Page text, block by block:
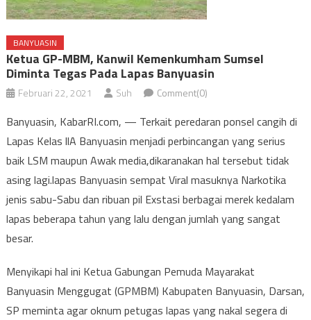
BANYUASIN
Ketua GP-MBM, Kanwil Kemenkumham Sumsel
Diminta Tegas Pada Lapas Banyuasin
Februari 22, 2021 Suh Comment(0)
Banyuasin, KabarRI.com, — Terkait peredaran ponsel cangih di
Lapas Kelas llA Banyuasin menjadi perbincangan yang serius
baik LSM maupun Awak media,dikaranakan hal tersebut tidak
asing lagi.lapas Banyuasin sempat Viral masuknya Narkotika
jenis sabu-Sabu dan ribuan pil Exstasi berbagai merek kedalam
lapas beberapa tahun yang lalu dengan jumlah yang sangat
besar.
Menyikapi hal ini Ketua Gabungan Pemuda Mayarakat
Banyuasin Menggugat (GPMBM) Kabupaten Banyuasin, Darsan,
SP meminta agar oknum petugas lapas yang nakal segera di